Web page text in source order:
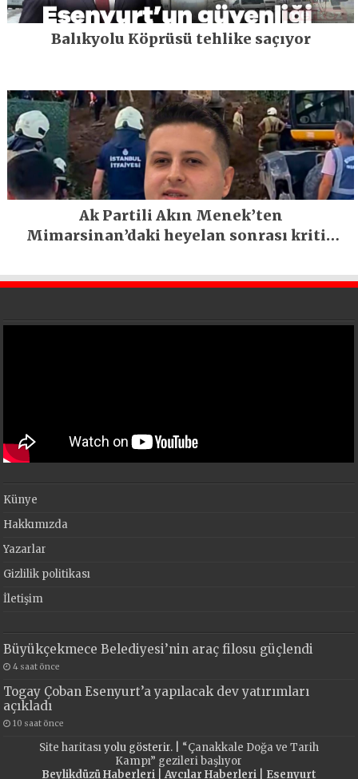
Balıkyolu Köprüsü tehlike saçıyor
Ak Partili Akın Menek’ten
Mimarsinan’daki heyelan sonrası kritik
Künye
Hakkımızda
Yazarlar
Gizlilik politikası
İletişim
Büyükçekmece Belediyesi’nin araç filosu güçlendi
4 saat önce
Togay Çoban Esenyurt’a yapılacak dev yatırımları
açıkladı
10 saat önce
Site haritasıyolu gösterir. | “Çanakkale Doğa ve Tarih
Kampı” gezileri başlıyor
Beylikdüzü Haberleri| Avcılar Haberleri| Esenyurt